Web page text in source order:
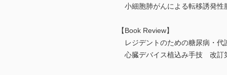
小細胞肺がんによる転移誘発
【Book Review】
レジデントのための糖尿病・
心臓デバイス植込み手技 改